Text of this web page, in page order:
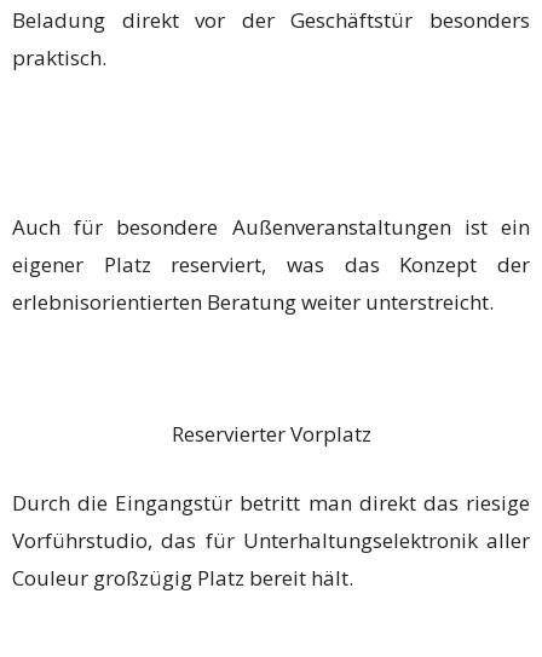
Beladung direkt vor der Geschäftstür besonders
praktisch.
Auch für besondere Außenveranstaltungen ist ein
eigener Platz reserviert, was das Konzept der
erlebnisorientierten Beratung weiter unterstreicht.
Reservierter Vorplatz
Durch die Eingangstür betritt man direkt das riesige
Vorführstudio, das für Unterhaltungselektronik aller
Couleur großzügig Platz bereit hält.